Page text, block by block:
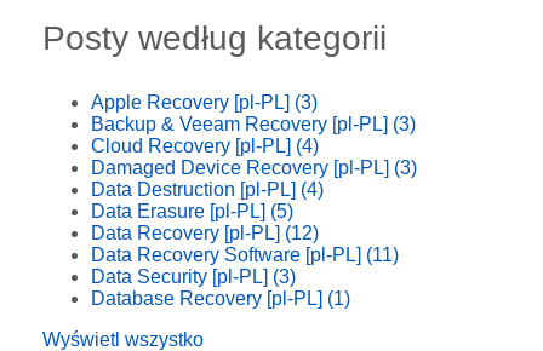
Posty według kategorii
Apple Recovery [pl-PL] (3)
Backup & Veeam Recovery [pl-PL] (3)
Cloud Recovery [pl-PL] (4)
Damaged Device Recovery [pl-PL] (3)
Data Destruction [pl-PL] (4)
Data Erasure [pl-PL] (5)
Data Recovery [pl-PL] (12)
Data Recovery Software [pl-PL] (11)
Data Security [pl-PL] (3)
Database Recovery [pl-PL] (1)
Wyświetl wszystko